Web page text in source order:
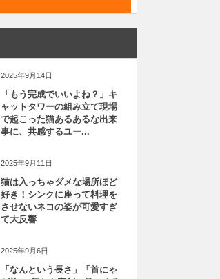
2025年9月14日
「もう完成でいいよね？」キ
ャットタワーの組み立て現場
で起こった猫あるあるな出来
事に、共感するユー...
2025年9月11日
猫は入っちゃダメな場所ほど
好き！シンクに座って料理を
させないネコの姿が可愛すぎ
て大反響
2025年9月6日
「なんという長さ」「首にゃ